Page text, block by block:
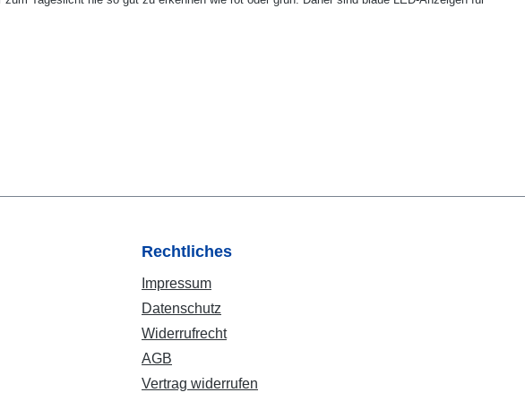
Rechtliches
Impressum
Datenschutz
Widerrufrecht
AGB
Vertrag widerrufen